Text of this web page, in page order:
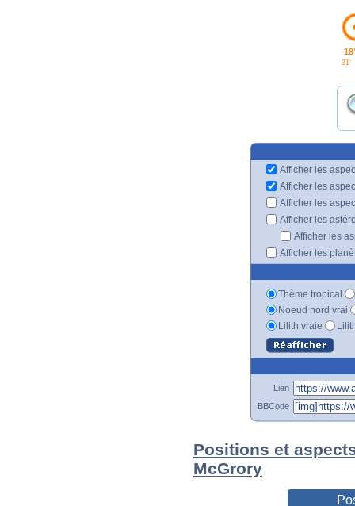
31'
Afficher les
Afficher les
Afficher les
Afficher les
Afficher les
Afficher les
Thème tropical
Noeud nord vrai
Lilith vraie
Lien
BBCode
Positions et
McGrory